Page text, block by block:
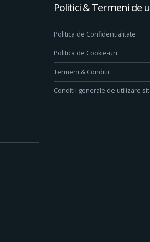
Politici & Termeni de
Politica de Confidentialitate
Politica de Cookie-uri
Termeni & Conditii
Conditii generale de utilizare